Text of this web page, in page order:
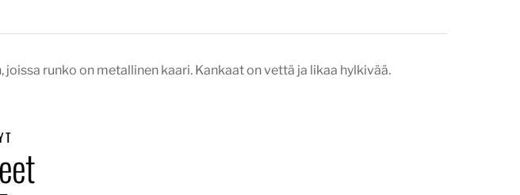
runko on metallinen kaari. Kankaat on vettä ja likaa hylkivää.